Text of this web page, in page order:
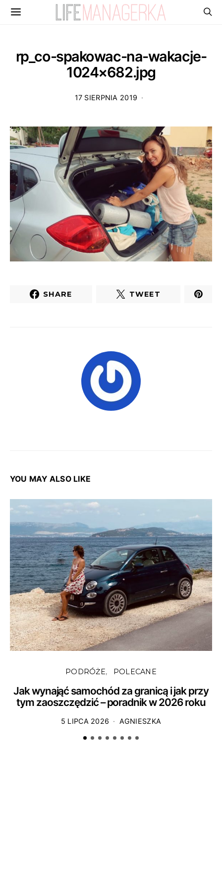
rp_co-spakowac-na-wakacje-
1024×682.jpg
17 SIERPNIA 2019
SHARE TWEET
YOU MAY ALSO LIKE
PODRÓŻE POLECANE
Jak wynająć samochód za granicą i jak przy
tym zaoszczędzić – poradnik w 2026 roku
5 LIPCA 2026 AGNIESZKA